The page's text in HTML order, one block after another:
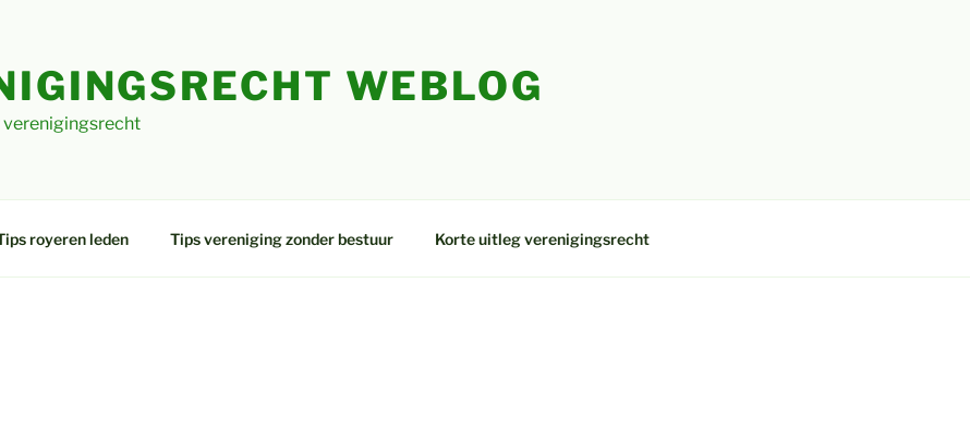
WEBLOG
verenigingsrecht
royeren leden Tips vereniging zonder bestuur Korte uitleg verenigingsrecht